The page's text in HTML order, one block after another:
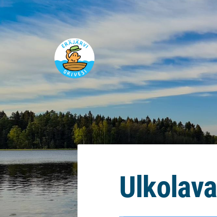
sivun
sisältöön
Eräjärvi